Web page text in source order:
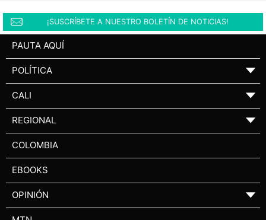
¡SUSCRÍBETE A NUESTRO BOLETÍN DE NOTICIAS!
PAUTA AQUÍ
POLÍTICA ▼
CALI ▼
REGIONAL ▼
COLOMBIA
EBOOKS
OPINIÓN ▼